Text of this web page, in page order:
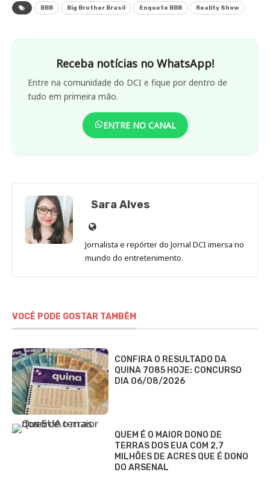
BBB Big Brother Brasil Enquete BBB Reality Show
Receba notícias no WhatsApp!
Entre na comunidade do DCI e fique por dentro de
tudo em primeira mão.
ENTRE NO CANAL
Sara Alves
Site
de
Sara
Jornalista e repórter do Jornal DCI imersa no
mundo do entretenimento.
VOCÊ PODE GOSTAR TAMBÉM
CONFIRA O RESULTADO DA
QUINA 7085 HOJE: CONCURSO
DIA 06/08/2026
QUEM É O MAIOR DONO DE
TERRAS DOS EUA COM 2,7
MILHÕES DE ACRES QUE É DONO
DO ARSENAL